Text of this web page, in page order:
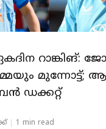
റാങ്കിങ്: ജോ
മുന്നോട്ട്;
ഡക്കറ്റ്
1 min read